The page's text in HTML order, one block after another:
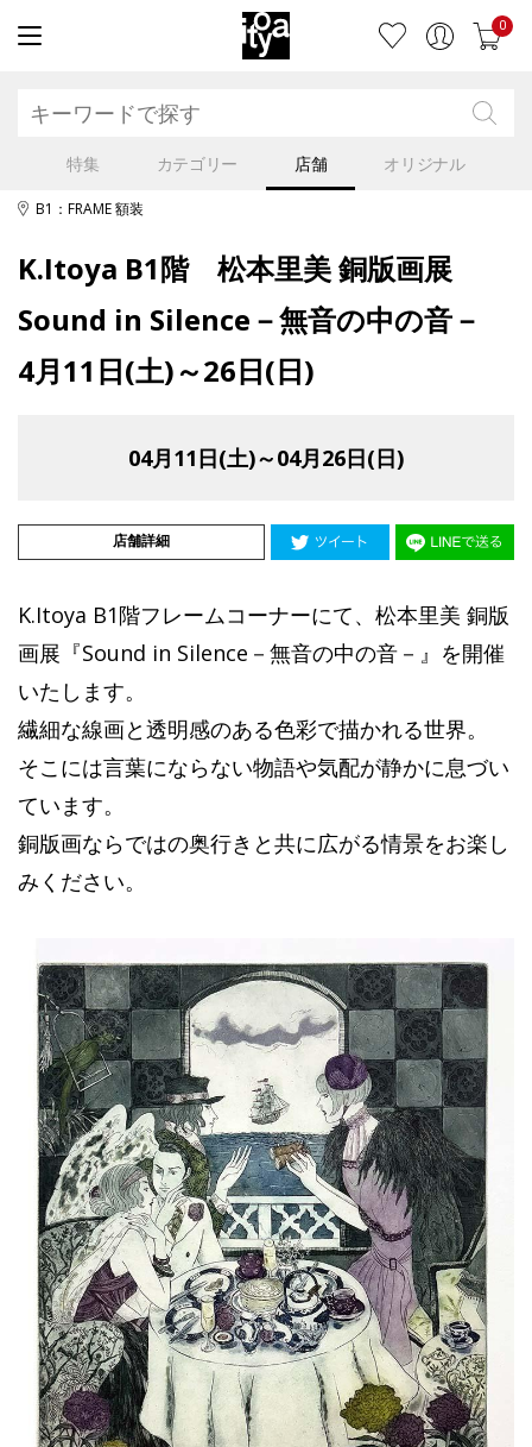
0
特集 カテゴリー 店舗 オリジナル
B1：FRAME 額装
K.Itoya B1階 松本里美 銅版画展
Sound in Silence－無音の中の音－
4月11日(土)～26日(日)
04月11日(土)～04月26日(日)
店舗詳細
K.Itoya B1階フレームコーナーにて、松本里美 銅版
画展『Sound in Silence－無音の中の音－』を開催
いたします。
繊細な線画と透明感のある色彩で描かれる世界。
そこには言葉にならない物語や気配が静かに息づい
ています。
銅版画ならではの奥行きと共に広がる情景をお楽し
みください。